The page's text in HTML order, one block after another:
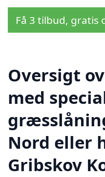
Få 3 tilbud, gratis
Oversigt
med
Nord eller
Gribskov